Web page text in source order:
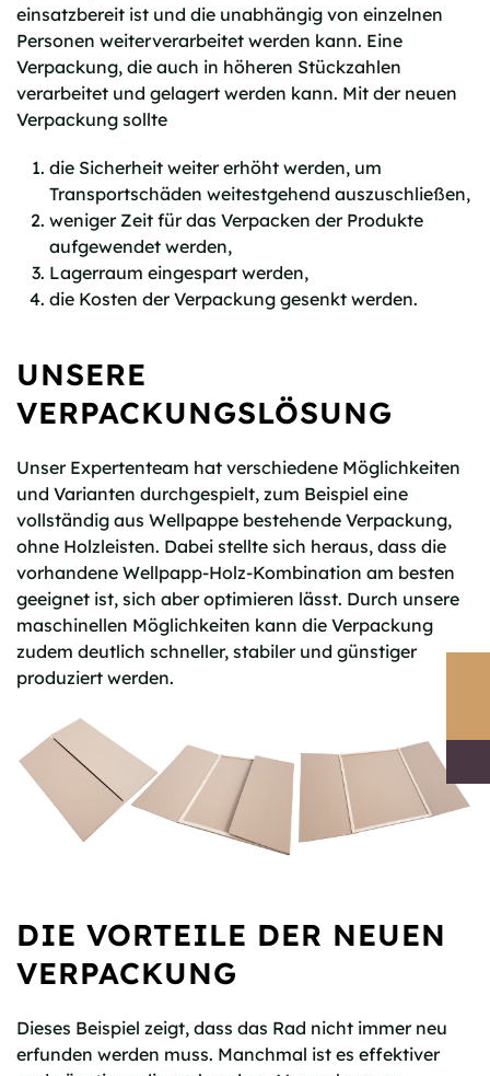
einsatzbereit ist und die unabhängig von einzelnen
Personen weiterverarbeitet werden kann. Eine
Verpackung, die auch in höheren Stückzahlen
verarbeitet und gelagert werden kann. Mit der neuen
Verpackung sollte
die Sicherheit weiter erhöht werden, um
Transportschäden weitestgehend auszuschließen,
weniger Zeit für das Verpacken der Produkte
aufgewendet werden,
Lagerraum eingespart werden,
die Kosten der Verpackung gesenkt werden.
UNSERE
VERPACKUNGSLÖSUNG
Unser Expertenteam hat verschiedene Möglichkeiten
und Varianten durchgespielt, zum Beispiel eine
vollständig aus Wellpappe bestehende Verpackung,
ohne Holzleisten. Dabei stellte sich heraus, dass die
vorhandene Wellpapp-Holz-Kombination am besten
geeignet ist, sich aber optimieren lässt. Durch unsere
maschinellen Möglichkeiten kann die Verpackung
zudem deutlich schneller, stabiler und günstiger
produziert werden.
DIE VORTEILE DER NEUEN
VERPACKUNG
Dieses Beispiel zeigt, dass das Rad nicht immer neu
erfunden werden muss. Manchmal ist es effektiver